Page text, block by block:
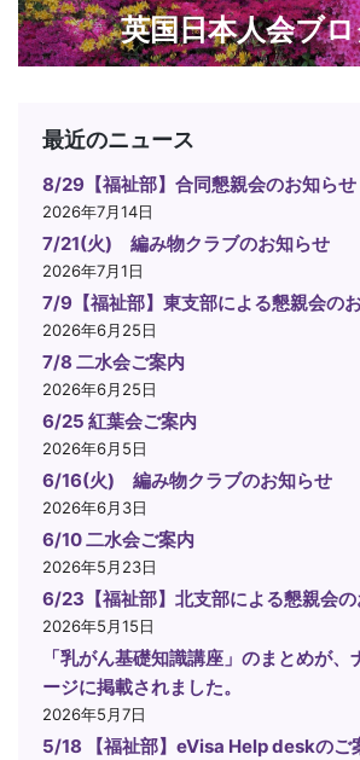
英国日本人会ブ
最近のニュース
8/29【福祉部】合同懇親会のお知らせ
2026年7月14日
7/21(火) 編み物クラブのお知らせ
2026年7月1日
7/9【福祉部】東支部による懇親会の
2026年6月25日
7/8 二水会ご案内
2026年6月25日
6/25 紅葉会ご案内
2026年6月5日
6/16(火) 編み物クラブのお知らせ
2026年6月3日
6/10 二水会ご案内
2026年5月23日
6/23【福祉部】北支部による懇親会
2026年5月15日
「乳がん基礎知識講座」のまとめが
ージに掲載されました。
2026年5月7日
5/18 【福祉部】eVisa Help deskのご